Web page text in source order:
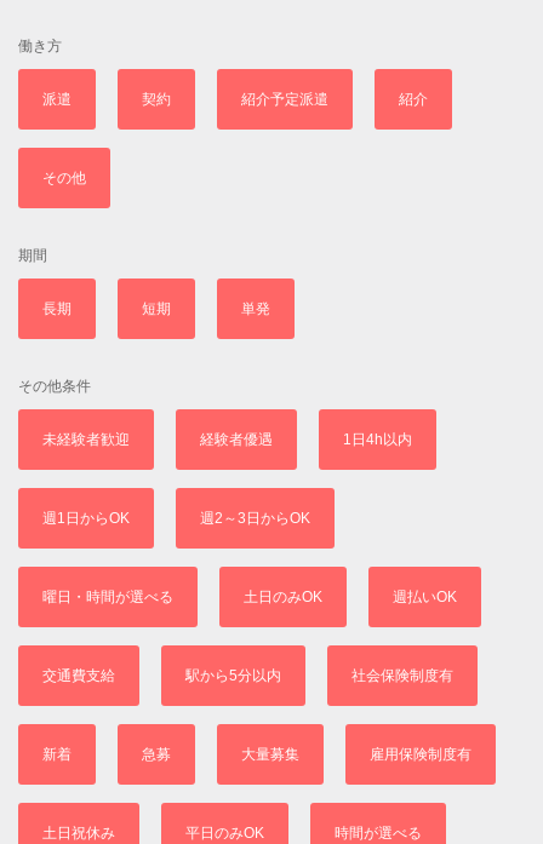
働き方
派遣 契約 紹介予定派遣 紹介
その他
期間
長期 短期 単発
その他条件
未経験者歓迎 経験者優遇 1日4h以内
週1日からOK 週2～3日からOK
曜日・時間が選べる 土日のみOK 週払いOK
交通費支給 駅から5分以内 社会保険制度有
新着 急募 大量募集 雇用保険制度有
土日祝休み 平日のみOK 時間が選べる